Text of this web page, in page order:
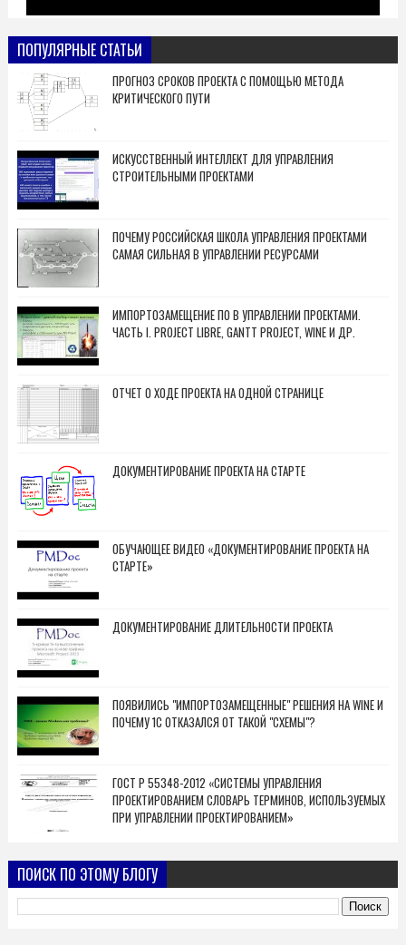
ПОПУЛЯРНЫЕ СТАТЬИ
ПРОГНОЗ СРОКОВ ПРОЕКТА С ПОМОЩЬЮ МЕТОДА
КРИТИЧЕСКОГО ПУТИ
ИСКУССТВЕННЫЙ ИНТЕЛЛЕКТ ДЛЯ УПРАВЛЕНИЯ
СТРОИТЕЛЬНЫМИ ПРОЕКТАМИ
ПОЧЕМУ РОССИЙСКАЯ ШКОЛА УПРАВЛЕНИЯ ПРОЕКТАМИ
САМАЯ СИЛЬНАЯ В УПРАВЛЕНИИ РЕСУРСАМИ
ИМПОРТОЗАМЕЩЕНИЕ ПО В УПРАВЛЕНИИ ПРОЕКТАМИ.
ЧАСТЬ I. PROJECT LIBRE, GANTT PROJECT, WINE И ДР.
ОТЧЕТ О ХОДЕ ПРОЕКТА НА ОДНОЙ СТРАНИЦЕ
ДОКУМЕНТИРОВАНИЕ ПРОЕКТА НА СТАРТЕ
ОБУЧАЮЩЕЕ ВИДЕО «ДОКУМЕНТИРОВАНИЕ ПРОЕКТА НА
СТАРТЕ»
ДОКУМЕНТИРОВАНИЕ ДЛИТЕЛЬНОСТИ ПРОЕКТА
ПОЯВИЛИСЬ "ИМПОРТОЗАМЕЩЕННЫЕ" РЕШЕНИЯ НА WINE И
ПОЧЕМУ 1С ОТКАЗАЛСЯ ОТ ТАКОЙ "СХЕМЫ"?
ГОСТ Р 55348-2012 «СИСТЕМЫ УПРАВЛЕНИЯ
ПРОЕКТИРОВАНИЕМ СЛОВАРЬ ТЕРМИНОВ, ИСПОЛЬЗУЕМЫХ
ПРИ УПРАВЛЕНИИ ПРОЕКТИРОВАНИЕМ»
ПОИСК ПО ЭТОМУ БЛОГУ